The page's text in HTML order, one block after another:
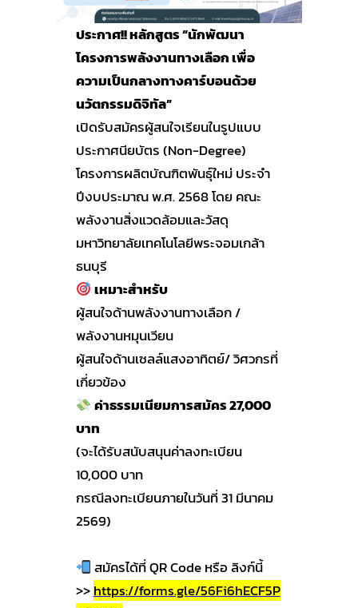
ประกาศ!! หลักสูตร “นักพัฒนา
โครงการพลังงานทางเลือก เพื่อ
ความเป็นกลางทางคาร์บอนด้วย
นวัตกรรมดิจิทัล”
เปิดรับสมัครผู้สนใจเรียนในรูปแบบ
ประกาศนียบัตร (Non-Degree)
โครงการผลิตบัณฑิตพันธุ์ใหม่ ประจำ
ปีงบประมาณ พ.ศ. 2568 โดย คณะ
พลังงานสิ่งแวดล้อมและวัสดุ
มหาวิทยาลัยเทคโนโลยีพระจอมเกล้า
ธนบุรี
เหมาะสำหรับ
ผู้สนใจด้านพลังงานทางเลือก /
พลังงานหมุนเวียน
ผู้สนใจด้านเซลล์แสงอาทิตย์/ วิศวกรที่
เกี่ยวข้อง
ค่าธรรมเนียมการสมัคร 27,000
บาท
(จะได้รับสนับสนุนค่าลงทะเบียน
10,000 บาท
กรณีลงทะเบียนภายในวันที่ 31 มีนาคม
2569)
สมัครได้ที่ QR Code หรือ ลิงก์นี้
>>https://forms.gle/56Fi6hECF5P